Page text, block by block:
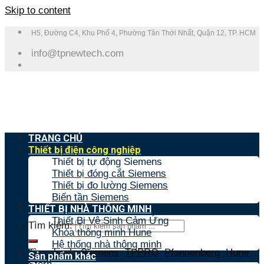
Skip to content
H5, Đường C4, Khu Phố 4, Phường Tân Thới Nhất, Quận 12, TP. HCM
info@tpnewtech.com
Tìm kiếm:
Tìm nhanh:Siemens,TPPRO,Pfannenberg,Hune,
TRANG CHỦ
Thiết bị điện công nghiệp
Thiết bị tự động Siemens
Thiết bị đóng cắt Siemens
Thiết bị đo lường Siemens
Biến tần Siemens
THIẾT BỊ NHÀ THÔNG MINH
Thiết Bị Vệ Sinh Cảm Ứng
Khóa thông minh Hune
Hệ thống nhà thông minh
Sản phẩm khác